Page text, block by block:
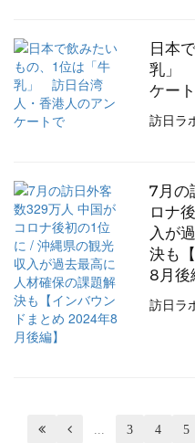
日本
乳」
ケー
訪日ラ
7月の
ロナ
入が
決も
8月後
訪日ラ
  3 4 5